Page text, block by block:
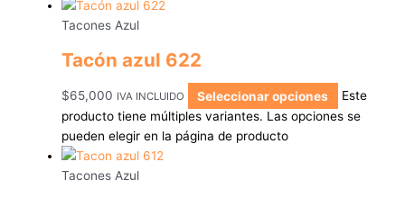
Tacones Azul
Tacón azul 622
$65,000 IVA INCLUIDO Seleccionar opciones
Este
producto tiene múltiples variantes. Las opciones se
pueden elegir en la página de producto
Tacones Azul